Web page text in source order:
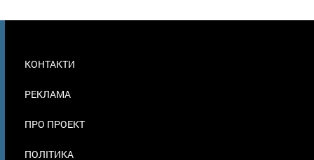
В
КОНТАКТИ
РЕКЛАМА
ПРО ПРОЕКТ
ПОЛІТИКА